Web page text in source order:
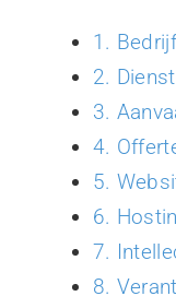
1.
2.
3.
4.
5.
6.
7.
8.